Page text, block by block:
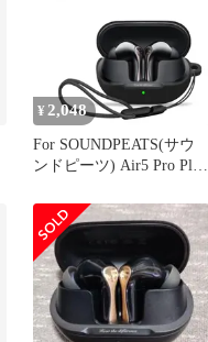
¥ 2,048
For SOUNDPEATS(サウ
ンドピーツ) Air5 Pro Plus
【NOUKAJU】 ワイヤレ
ス イヤーホン シリコン
保護ケース （カラビナ付
き+ストラップ付き ） 落
下防止 キズ防止 耐衝撃
装着充電可能 防水 防塵
(ブラッ